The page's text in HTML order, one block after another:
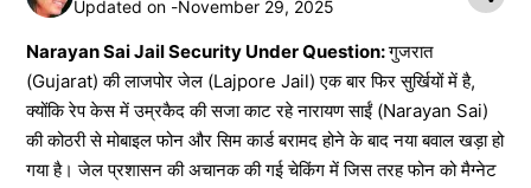
Updated on -November 29, 2025
Narayan Sai Jail Security Under Question:गुजरात
(Gujarat) की लाजपोर जेल (Lajpore Jail) एक बार फिर सुर्खियों में है,
क्योंकि रेप केस में उम्रकैद की सजा काट रहे नारायण साईं (Narayan Sai)
की कोठरी से मोबाइल फोन और सिम कार्ड बरामद होने के बाद नया बवाल खड़ा हो
गया है। जेल प्रशासन की अचानक की गई चेकिंग में जिस तरह फोन को मैग्नेट